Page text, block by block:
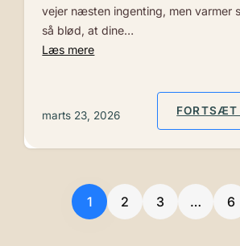
vejer næsten ingenting, men varmer
så blød, at dine…
Læs mere
marts 23, 2026
1 2 3 … 6